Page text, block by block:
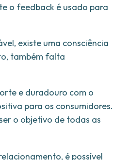
o feedback é usado para
existe uma consciência
também falta
e duradouro com o
para os consumidores.
o objetivo de todas as
é possível